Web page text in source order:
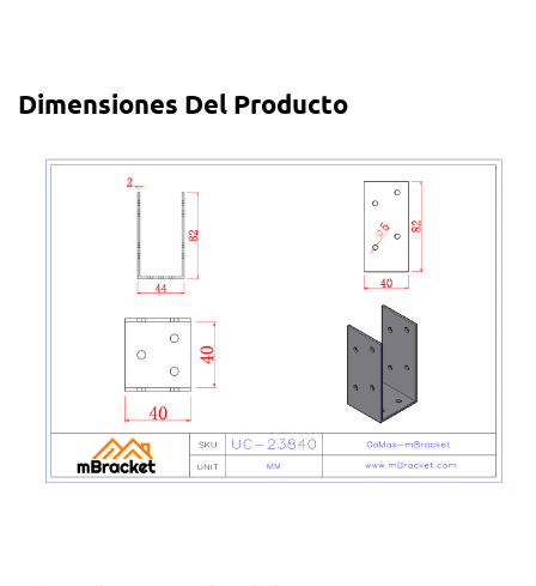
Dimensiones Del Producto